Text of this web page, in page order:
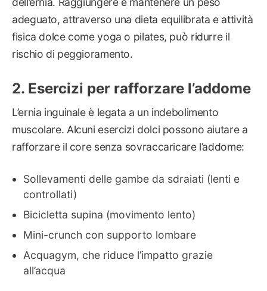
adeguato, attraverso una dieta equilibrata e attività
fisica dolce come yoga o pilates, può ridurre il
rischio di peggioramento.
Esercizi per rafforzare l’addome
L’ernia inguinale è legata a un indebolimento
muscolare. Alcuni esercizi dolci possono aiutare a
rafforzare il core senza sovraccaricare l’addome:
Sollevamenti delle gambe da sdraiati (lenti e
controllati)
Bicicletta supina (movimento lento)
Mini-crunch con supporto lombare
Acquagym, che riduce l’impatto grazie
all’acqua